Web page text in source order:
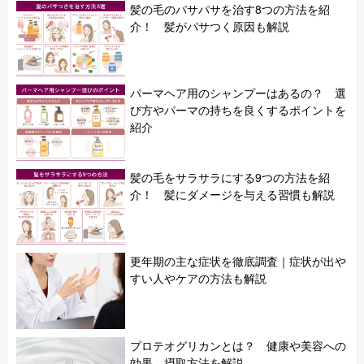
髪の毛のパサパサを治す8つの方法を紹
介！ 髪がパサつく原因も解説
パーマヘア用のシャンプーはあるの？ 選
び方やパーマの持ちを良くするポイントを
紹介
髪の毛をサラサラにする9つの方法を紹
介！ 髪にダメージを与える習慣も解説
更年期の主な症状を徹底調査｜症状が出や
すい人やケアの方法も解説
プロテオグリカンとは？ 健康や美容への